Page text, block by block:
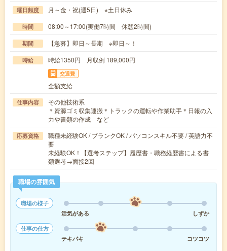
曜日頻度 月～金・祝(週5日) ※土日休み
時間 08:00～17:00(実働7時間 休憩2時間)
期間 【急募】即日～長期 ※即日～！
時給 時給1350円 月収例 189,000円
交通費
全額支給
仕事内容
その他技術系
＊資源ゴミ収集運搬＊トラックの運転や作業助手＊日報の入
力や書類の作成 など
応募資格
職種未経験OK / ブランクOK / パソコンスキル不要 / 英語力不
要
未経験OK！【選考ステップ】履歴書・職務経歴書による書
類選考→面接2回
職場の雰囲気
職場の様子
活気がある
しずか
仕事の仕方
テキパキ
コツコツ